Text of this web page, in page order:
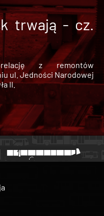
trwają - cz.
z remontów
ul. Jedności Narodowej
II.